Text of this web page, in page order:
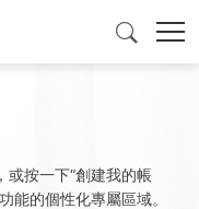

或按一下“創建我的帳
能的個性化專屬區域。